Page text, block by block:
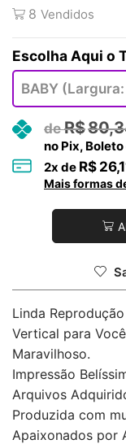
8 Vendidos
R$
no Pix, Boleto
2x de R$
Mais formas
Linda
Vertical para
Maravilhoso.
Impressão
Arquivos
Produzida com
Apaixonados por